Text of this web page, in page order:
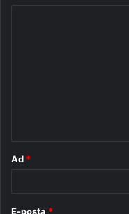
Ad *
E-posta *